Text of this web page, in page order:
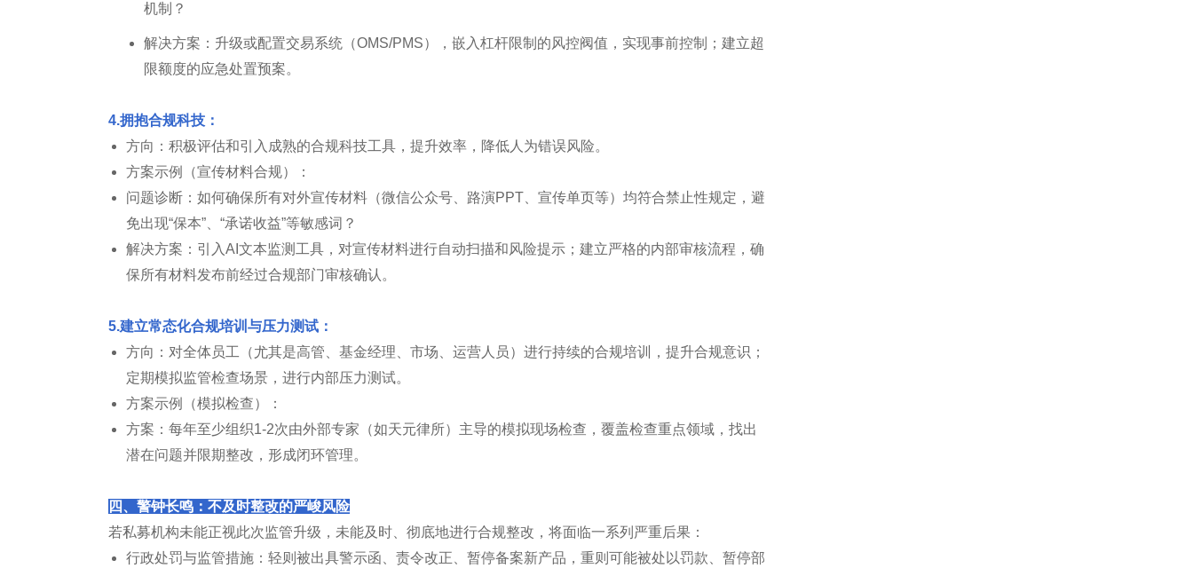
机制？
解决方案：升级或配置交易系统（OMS/PMS），嵌入杠杆限制的风控阀值，实现事前控制；建立超
限额度的应急处置预案。
4.拥抱合规科技：
方向：积极评估和引入成熟的合规科技工具，提升效率，降低人为错误风险。
方案示例（宣传材料合规）：
问题诊断：如何确保所有对外宣传材料（微信公众号、路演PPT、宣传单页等）均符合禁止性规定，避
免出现“保本”、“承诺收益”等敏感词？
解决方案：引入AI文本监测工具，对宣传材料进行自动扫描和风险提示；建立严格的内部审核流程，确
保所有材料发布前经过合规部门审核确认。
5.建立常态化合规培训与压力测试：
方向：对全体员工（尤其是高管、基金经理、市场、运营人员）进行持续的合规培训，提升合规意识；
定期模拟监管检查场景，进行内部压力测试。
方案示例（模拟检查）：
方案：每年至少组织1-2次由外部专家（如天元律所）主导的模拟现场检查，覆盖检查重点领域，找出
潜在问题并限期整改，形成闭环管理。
四、警钟长鸣：不及时整改的严峻风险
若私募机构未能正视此次监管升级，未能及时、彻底地进行合规整改，将面临一系列严重后果：
行政处罚与监管措施：轻则被出具警示函、责令改正、暂停备案新产品，重则可能被处以罚款、暂停部